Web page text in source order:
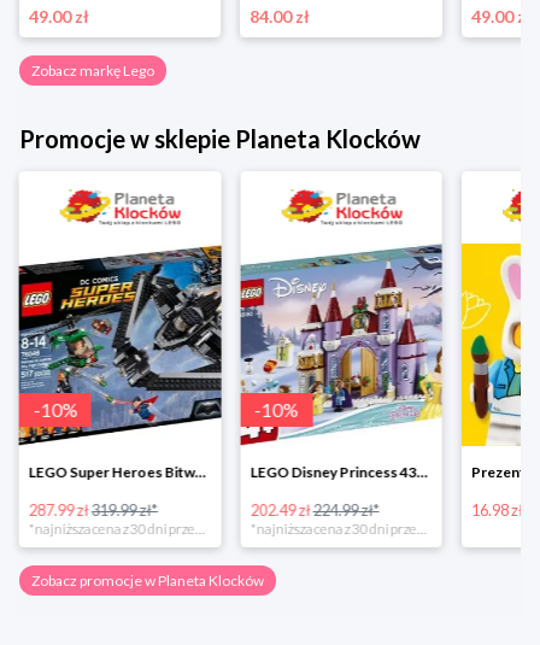
49.00 zł
84.00 zł
49.00 zł
Zobacz markę Lego
Promocje w sklepie Planeta Klocków
-10%
LEGO Disney Princess 43180 Zimowe święto w zamku Belli
202.49 zł224.99 zł*
*najniższa cena z 30 dni przed obniżką
Prezenty na Wielkanoc w Planecie Klocków od 16,99 zł
16.98 zł 20%
Zobacz promocje w Planeta Klocków